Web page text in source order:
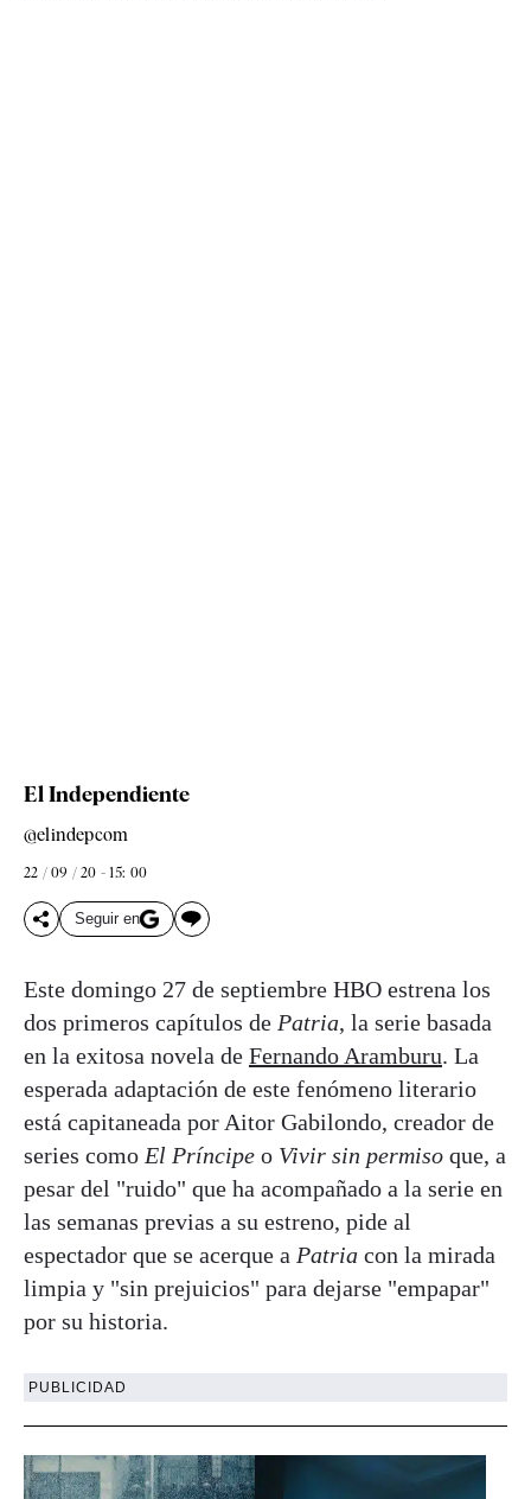
El Independiente
@elindepcom
22 / 09 / 20 - 15: 00
Seguir en
Este domingo 27 de septiembre HBO estrena los
dos primeros capítulos de Patria, la serie basada
en la exitosa novela de Fernando Aramburu. La
esperada adaptación de este fenómeno literario
está capitaneada por Aitor Gabilondo, creador de
series como El Príncipe o Vivir sin permiso que, a
pesar del "ruido" que ha acompañado a la serie en
las semanas previas a su estreno, pide al
espectador que se acerque a Patria con la mirada
limpia y "sin prejuicios" para dejarse "empapar"
por su historia.
PUBLICIDAD